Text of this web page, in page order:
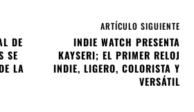
DE
SE
LA
ARTÍCULO SIGUIENTE
INDIE WATCH PRESENTA
KAYSERI; EL PRIMER RELOJ
INDIE, LIGERO, COLORISTA Y
VERSÁTIL